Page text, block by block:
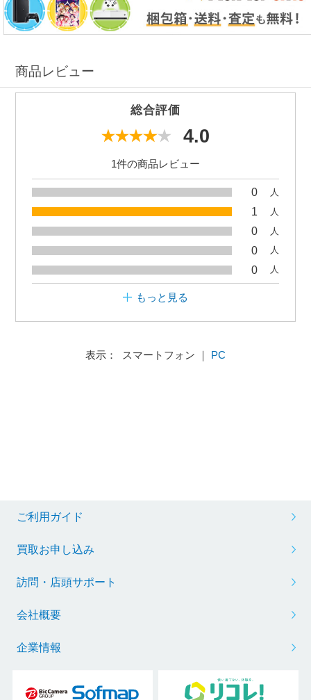
商品レビュー
総合評価
4.0
1件の商品レビュー
0 人
1 人
0 人
0 人
0 人
もっと見る
表示： スマートフォン ｜ PC
ご利用ガイド
買取お申し込み
訪問・店頭サポート
会社概要
企業情報